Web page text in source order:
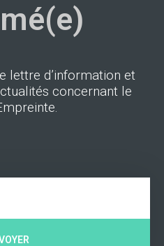
lettre d’information et
concernant le